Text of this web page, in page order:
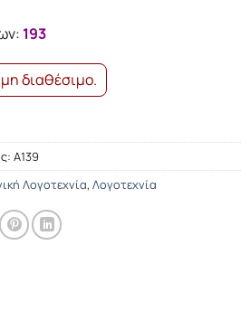
14.27€.
193
διαθέσιμο.
Α139
Λογοτεχνία,Λογοτεχνία